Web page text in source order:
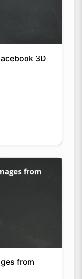
3D
from